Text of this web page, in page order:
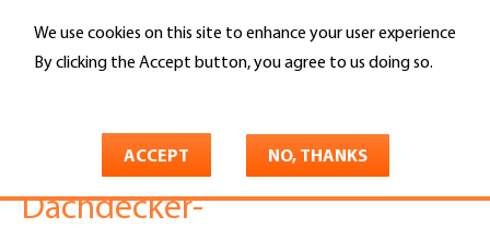
We use cookies on this site to enhance your user experience
By clicking the Accept button, you agree to us doing so.
ACCEPT NO, THANKS
main
Search
Fritz Looser Söhne
Dachdecker-